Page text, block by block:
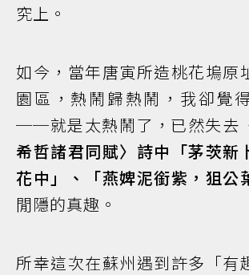
究上。
如今，當年唐寅所造桃花塢原
園區，熱鬧歸熱鬧，我卻覺
──就是太熱鬧了，已然失去
希哲諸君同賦〉詩中「茅茨新
花中」、「燕婢泥銜紫，狙公
閒隱的真趣。
所幸這次在蘇州遇到許多「有